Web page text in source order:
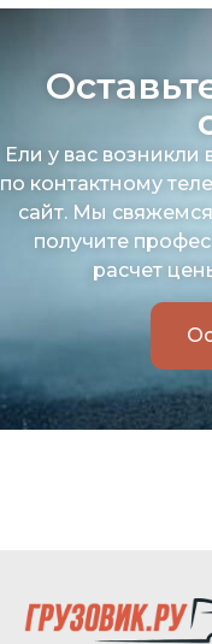
Ели у вас возникли
по контактному
сайт. Мы
получите
расчет